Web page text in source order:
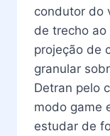
condutor do
de trecho
projeção de
granular
Detran pelo
modo game
estudar de